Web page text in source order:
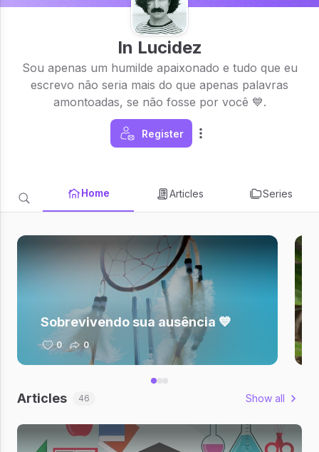
In Lucidez
Sou apenas um humilde apaixonado e tudo que eu
escrevo não seria mais do que apenas palavras
amontoadas, se não fosse por você 💙.
Register
Home Articles Series
Sobrevivendo sua ausência 💙
0 0
Articles 46 Show all